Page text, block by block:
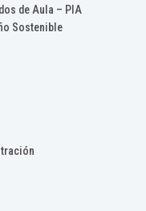
de Aula – PIA
Sostenible